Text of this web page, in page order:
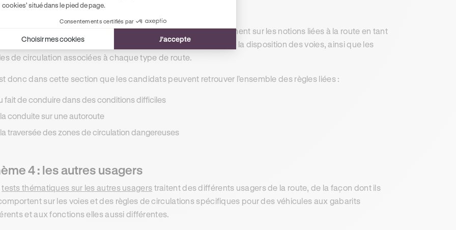
3 : la route
différentstests thématiques sur la routes’attardent principalement sur les notions liées à la route en tant
telle, comme la façon dont elle est structurée, le revêtement ou la disposition des voies, ainsi que les
de circulation associées à chaque type de route.
donc dans cette section que les candidats peuvent retrouver l’ensemble des règles liées :
fait de conduire dans des conditions difficiles
conduite sur une autoroute
traversée des zones de circulation dangereuses
4 : les autres usagers
tests thématiques sur les autres usagers traitent des différents usagers de la route, de la façon dont ils
sur les voies et des règles de circulations spécifiques pour des véhicules aux gabarits
et aux fonctions elles aussi différentes.
cookies' situé dans le pied de page.
Consentements certifiés par
Choisir mes cookies J'accepte